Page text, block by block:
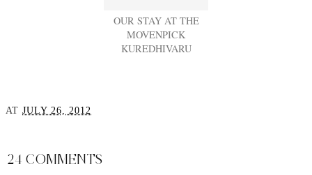
OUR STAY AT THE
MOVENPICK
KUREDHIVARU
AT JULY 26, 2012
24 COMMENTS